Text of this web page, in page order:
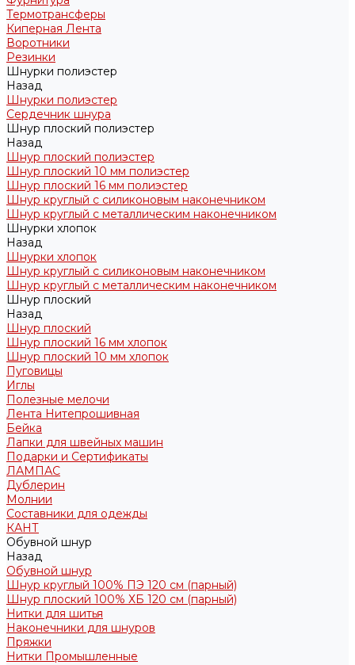
Термотрансферы
Киперная Лента
Воротники
Резинки
Шнурки полиэстер
Назад
Шнурки полиэстер
Сердечник шнура
Шнур плоский полиэстер
Назад
Шнур плоский полиэстер
Шнур плоский 10 мм полиэстер
Шнур плоский 16 мм полиэстер
Шнур круглый с силиконовым наконечником
Шнур круглый с металлическим наконечником
Шнурки хлопок
Назад
Шнурки хлопок
Шнур круглый с силиконовым наконечником
Шнур круглый с металлическим наконечником
Шнур плоский
Назад
Шнур плоский
Шнур плоский 16 мм хлопок
Шнур плоский 10 мм хлопок
Пуговицы
Иглы
Полезные мелочи
Лента Нитепрошивная
Бейка
Лапки для швейных машин
Подарки и Сертификаты
ЛАМПАС
Дублерин
Молнии
Составники для одежды
КАНТ
Обувной шнур
Назад
Обувной шнур
Шнур круглый 100% ПЭ 120 см (парный)
Шнур плоский 100% ХБ 120 см (парный)
Нитки для шитья
Наконечники для шнуров
Пряжки
Нитки Промышленные